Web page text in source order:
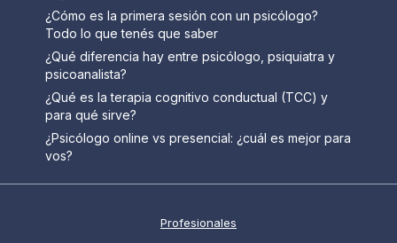
¿Cómo es la primera sesión con un psicólogo?
Todo lo que tenés que saber
¿Qué diferencia hay entre psicólogo, psiquiatra y
psicoanalista?
¿Qué es la terapia cognitivo conductual (TCC) y
para qué sirve?
¿Psicólogo online vs presencial: ¿cuál es mejor para
vos?
Profesionales